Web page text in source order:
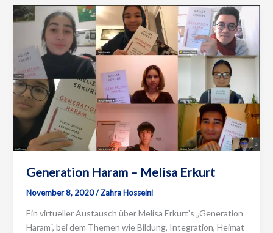
Generation Haram – Melisa Erkurt
November 8, 2020/Zahra Hosseini
Ein virtueller Austausch über Melisa Erkurt’s „Generation
Haram“, bei dem Themen wie Bildung, Integration, Heimat